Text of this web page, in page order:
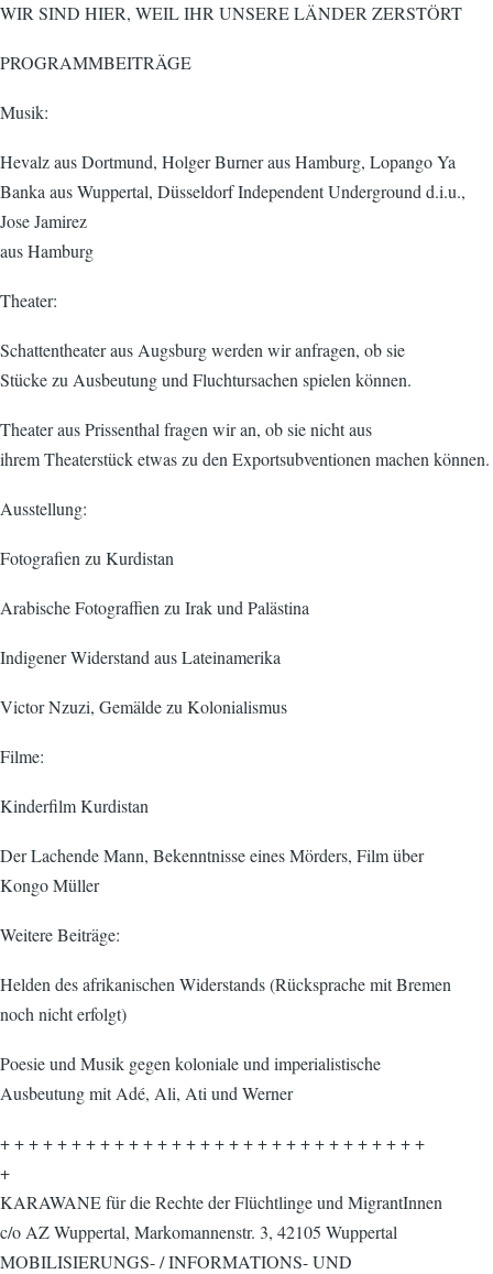
WIR SIND HIER, WEIL IHR UNSERE LÄNDER ZERSTÖRT
PROGRAMMBEITRÄGE
Musik:
Hevalz aus Dortmund, Holger Burner aus Hamburg, Lopango Ya
Banka aus Wuppertal, Düsseldorf Independent Underground d.i.u.,
Jose Jamirez
aus Hamburg
Theater:
Schattentheater aus Augsburg werden wir anfragen, ob sie
Stücke zu Ausbeutung und Fluchtursachen spielen können.
Theater aus Prissenthal fragen wir an, ob sie nicht aus
ihrem Theaterstück etwas zu den Exportsubventionen machen können.
Ausstellung:
Fotografien zu Kurdistan
Arabische Fotograffien zu Irak und Palästina
Indigener Widerstand aus Lateinamerika
Victor Nzuzi, Gemälde zu Kolonialismus
Filme:
Kinderfilm Kurdistan
Der Lachende Mann, Bekenntnisse eines Mörders, Film über
Kongo Müller
Weitere Beiträge:
Helden des afrikanischen Widerstands (Rücksprache mit Bremen
noch nicht erfolgt)
Poesie und Musik gegen koloniale und imperialistische
Ausbeutung mit Adé, Ali, Ati und Werner
+ + + + + + + + + + + + + + + + + + + + + + + + + + + + + +
+
KARAWANE für die Rechte der Flüchtlinge und MigrantInnen
c/o AZ Wuppertal, Markomannenstr. 3, 42105 Wuppertal
MOBILISIERUNGS- / INFORMATIONS- UND